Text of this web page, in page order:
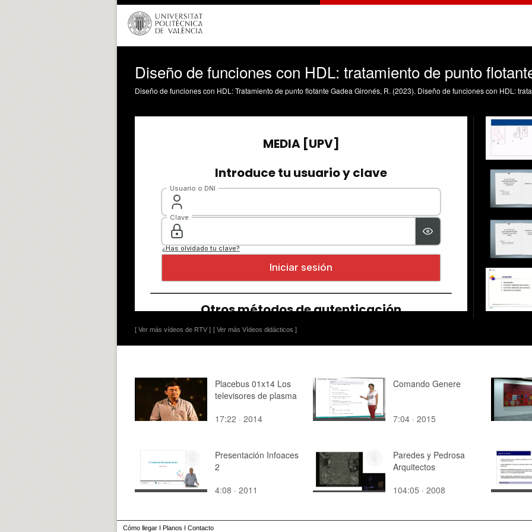
Diseño de funciones con HDL: tratamiento de punto
[ Ver más vídeos de RTV ] [ Ver más Vídeos didácticos ]
Placebus 01x14 Los
televisores de plasma
17:22 · 2014
Comando Genere
7:04 · 2015
Presentación Infoaces
2
4:08 · 2011
Paredes y Pedrosa
Arquitectos
104:05 · 2008
Cómo llegar I Planos I Contacto